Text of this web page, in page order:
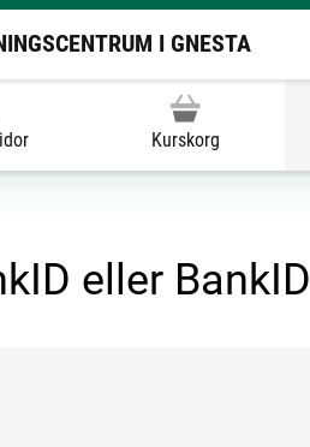
I GNESTA
Kurskorg
eller BankID